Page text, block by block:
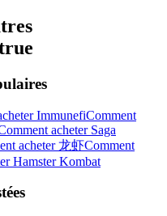
ImmunefiComment
acheter Saga
acheter 龙虾Comment
Hamster Kombat